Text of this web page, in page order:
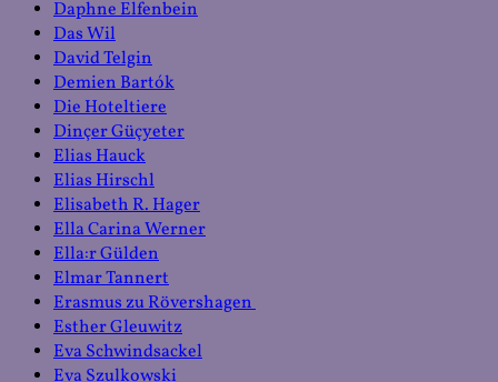
Daphne Elfenbein
Das Wil
David Telgin
Demien Bartók
Die Hoteltiere
Dinçer Güçyeter
Elias Hauck
Elias Hirschl
Elisabeth R. Hager
Ella Carina Werner
Ella:r Gülden
Elmar Tannert
Erasmus zu Rövershagen
Esther Gleuwitz
Eva Schwindsackel
Eva Szulkowski